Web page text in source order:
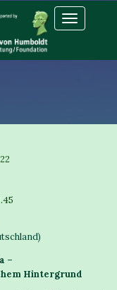
Toggle
navigation
–
Hintergrund